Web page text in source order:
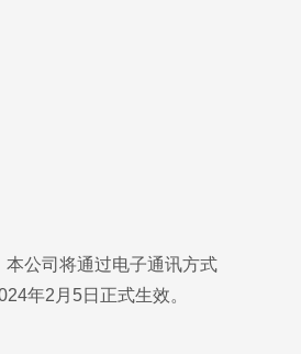
本公司将通过电子通讯方式
年2月5日正式生效。